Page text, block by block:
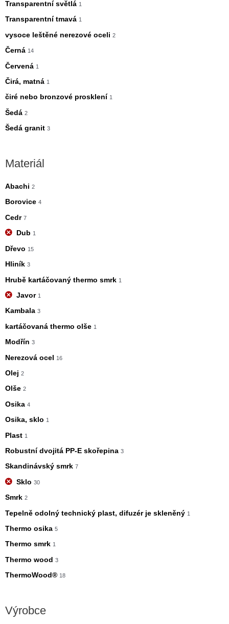
Transparentní světlá 1
Transparentní tmavá 1
vysoce leštěné nerezové oceli 2
Černá 14
Červená 1
Čirá, matná 1
čiré nebo bronzové prosklení 1
Šedá 2
Šedá granit 3
Materiál
Abachi 2
Borovice 4
Cedr 7
Dub 1
Dřevo 15
Hliník 3
Hrubě kartáčovaný thermo smrk 1
Javor 1
Kambala 3
kartáčovaná thermo olše 1
Modřín 3
Nerezová ocel 16
Olej 2
Olše 2
Osika 4
Osika, sklo 1
Plast 1
Robustní dvojitá PP-E skořepina 3
Skandinávský smrk 7
Sklo 30
Smrk 2
Tepelně odolný technický plast, difuzér je skleněný 1
Thermo osika 5
Thermo smrk 1
Thermo wood 3
ThermoWood® 18
Výrobce